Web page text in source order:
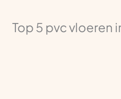
Top 5 pvc vloeren